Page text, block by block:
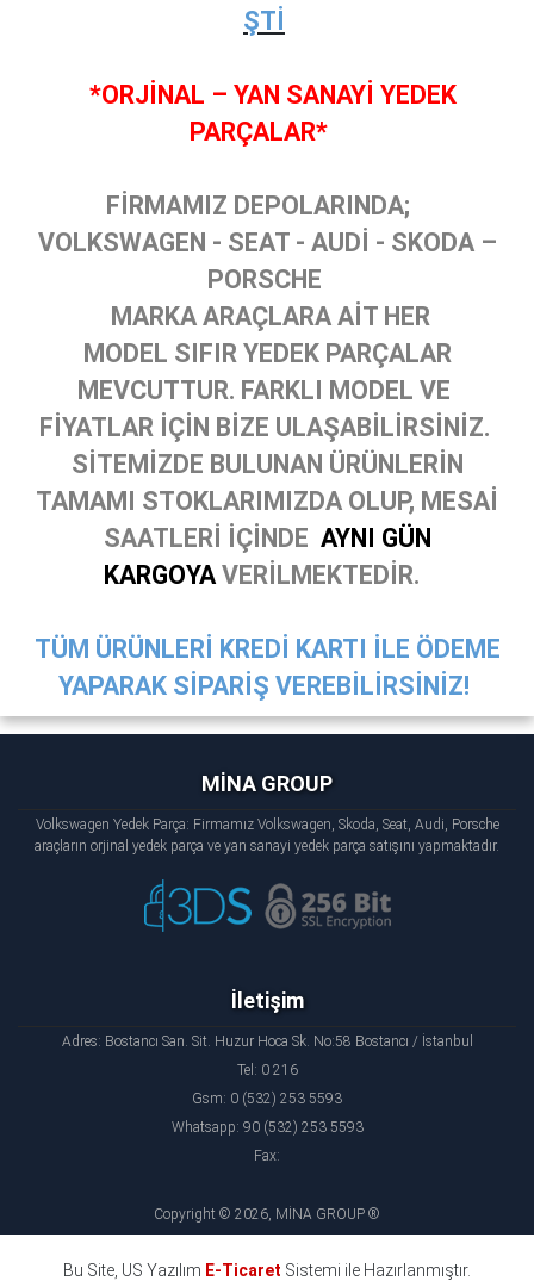
ŞTİ
*ORJİNAL – YAN SANAYİ YEDEK
PARÇALAR*
FİRMAMIZ DEPOLARINDA;
VOLKSWAGEN - SEAT - AUDİ - SKODA –
PORSCHE
MARKA ARAÇLARA AİT HER
MODEL SIFIR YEDEK PARÇALAR
MEVCUTTUR. FARKLI MODEL VE
FİYATLAR İÇİN BİZE ULAŞABİLİRSİNİZ.
SİTEMİZDE BULUNAN ÜRÜNLERİN
TAMAMI STOKLARIMIZDA OLUP, MESAİ
SAATLERİ İÇİNDE AYNI GÜN
KARGOYA VERİLMEKTEDİR.
TÜM ÜRÜNLERİ KREDİ KARTI İLE ÖDEME
YAPARAK SİPARİŞ VEREBİLİRSİNİZ!
MİNA GROUP
Volkswagen Yedek Parça: Firmamız Volkswagen, Skoda, Seat, Audi, Porsche
araçların orjinal yedek parça ve yan sanayi yedek parça satışını yapmaktadır.
İletişim
Adres: Bostancı San. Sit. Huzur Hoca Sk. No:58 Bostancı / İstanbul
Tel: 0 216
Gsm: 0 (532) 253 5593
Whatsapp: 90 (532) 253 5593
Fax:
Copyright © 2026, MİNA GROUP ®
Bu Site, US Yazılım E-Ticaret Sistemi ile Hazırlanmıştır.